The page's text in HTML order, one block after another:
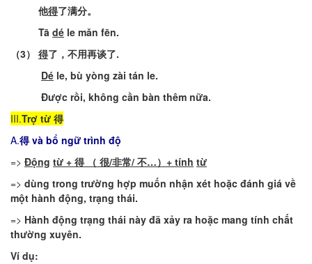
他得了满分。
Tā dé le mǎn fēn.
（3） 得了，不用再谈了.
Dé le, bù yòng zài tán le.
Được rồi, không cần bàn thêm nữa.
III.Trợ từ 得
A.得và bổ ngữ trình độ
=> Động từ + 得 （ 很/非常/ 不…）+ tính từ
=> dùng trong trường hợp muốn nhận xét hoặc đánh giá về
một hành động, trạng thái.
=> Hành động trạng thái này đã xảy ra hoặc mang tính chất
thường xuyên.
Ví dụ: